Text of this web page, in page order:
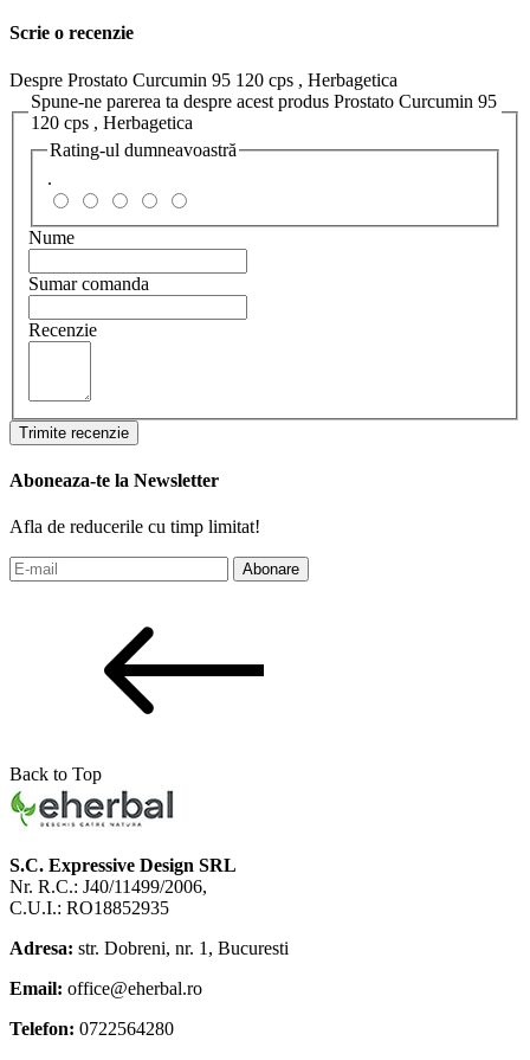
Scrie o recenzie
Despre Prostato Curcumin 95 120 cps , Herbagetica
Spune-ne parerea ta despre acest produs Prostato Curcumin 95
120 cps , Herbagetica
Rating-ul dumneavoastră
.
Nume
Sumar comanda
Recenzie
Trimite recenzie
Aboneaza-te la Newsletter
Afla de reducerile cu timp limitat!
Abonare
Back to Top
S.C. Expressive Design SRL
Nr. R.C.: J40/11499/2006,
C.U.I.: RO18852935
Adresa: str. Dobreni, nr. 1, Bucuresti
Email: office@eherbal.ro
Telefon: 0722564280